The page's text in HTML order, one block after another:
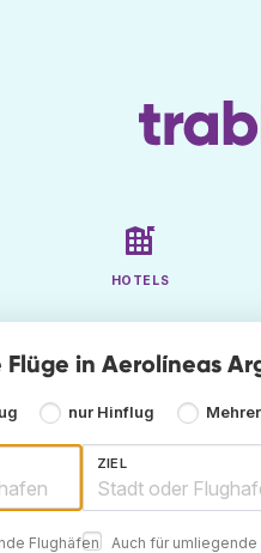
HOTELS
Flüge in Aerolíneas
nur Hinflug
Flughäfen
ZIEL
Auch für umliegende